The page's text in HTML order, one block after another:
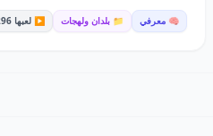
🧠 معرفي 📁 بلدان ولهجات ▶️ لعبها 17,296